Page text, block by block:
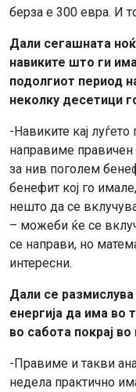
берза е 300 евра. И
Дали сегашната
навиките што ги
подолгиот период
неколку десетици
-Навиките кај
направиме правичен
за нив поголем
бенефит кој го
нешто да се
– можеби ќе се
се направи, но
интересни.
Дали се
енергија да има во
во сабота покрај
-Правиме и такви
недела практично